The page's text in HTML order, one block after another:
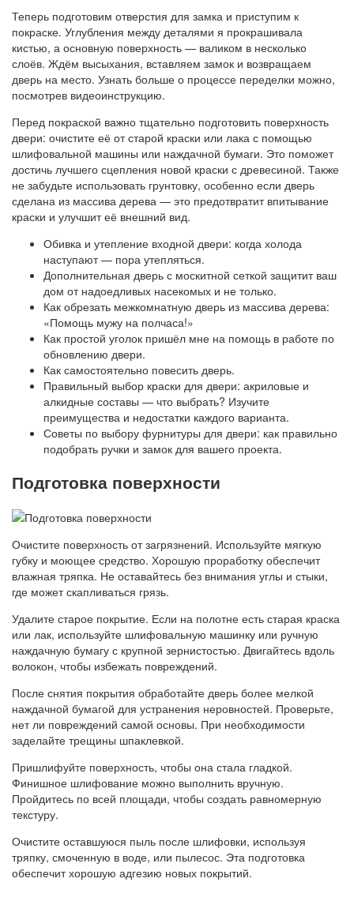
Теперь подготовим отверстия для замка и приступим к
покраске. Углубления между деталями я прокрашивала
кистью, а основную поверхность — валиком в несколько
слоёв. Ждём высыхания, вставляем замок и возвращаем
дверь на место. Узнать больше о процессе переделки можно,
посмотрев видеоинструкцию.
Перед покраской важно тщательно подготовить поверхность
двери: очистите её от старой краски или лака с помощью
шлифовальной машины или наждачной бумаги. Это поможет
достичь лучшего сцепления новой краски с древесиной. Также
не забудьте использовать грунтовку, особенно если дверь
сделана из массива дерева — это предотвратит впитывание
краски и улучшит её внешний вид.
Обивка и утепление входной двери: когда холода
наступают — пора утепляться.
Дополнительная дверь с москитной сеткой защитит ваш
дом от надоедливых насекомых и не только.
Как обрезать межкомнатную дверь из массива дерева:
«Помощь мужу на полчаса!»
Как простой уголок пришёл мне на помощь в работе по
обновлению двери.
Как самостоятельно повесить дверь.
Правильный выбор краски для двери: акриловые и
алкидные составы — что выбрать? Изучите
преимущества и недостатки каждого варианта.
Советы по выбору фурнитуры для двери: как правильно
подобрать ручки и замок для вашего проекта.
Подготовка поверхности
Очистите поверхность от загрязнений. Используйте мягкую
губку и моющее средство. Хорошую проработку обеспечит
влажная тряпка. Не оставайтесь без внимания углы и стыки,
где может скапливаться грязь.
Удалите старое покрытие. Если на полотне есть старая краска
или лак, используйте шлифовальную машинку или ручную
наждачную бумагу с крупной зернистостью. Двигайтесь вдоль
волокон, чтобы избежать повреждений.
После снятия покрытия обработайте дверь более мелкой
наждачной бумагой для устранения неровностей. Проверьте,
нет ли повреждений самой основы. При необходимости
заделайте трещины шпаклевкой.
Пришлифуйте поверхность, чтобы она стала гладкой.
Финишное шлифование можно выполнить вручную.
Пройдитесь по всей площади, чтобы создать равномерную
текстуру.
Очистите оставшуюся пыль после шлифовки, используя
тряпку, смоченную в воде, или пылесос. Эта подготовка
обеспечит хорошую адгезию новых покрытий.